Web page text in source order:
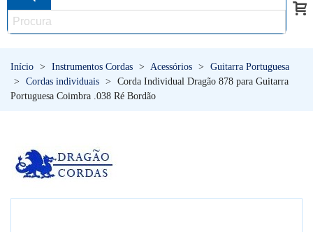
Início > Instrumentos Cordas > Acessórios >
Guitarra Portuguesa
>
Cordas individuais >
Corda Individual Dragão 878 para Guitarra
Portuguesa Coimbra .038 Ré Bordão